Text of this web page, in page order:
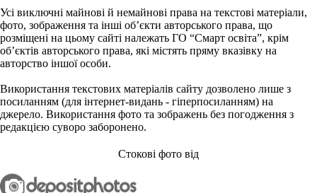
Усі виключні майнові й немайнові права на текстові матеріали,
фото, зображення та інші об’єкти авторського права, що
розміщені на цьому сайті належать ГО “Смарт освіта”, крім
об’єктів авторського права, які містять пряму вказівку на
авторство іншої особи.
Використання текстових матеріалів сайту дозволено лише з
посиланням (для інтернет-видань - гіперпосиланням) на
джерело. Використання фото та зображень без погодження з
редакцією суворо заборонено.
Стокові фото від